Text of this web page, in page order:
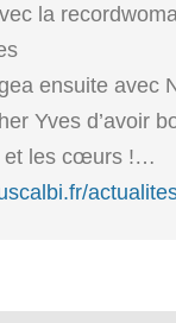
la
ensuite avec
Yves d’avoir
et les cœurs !…